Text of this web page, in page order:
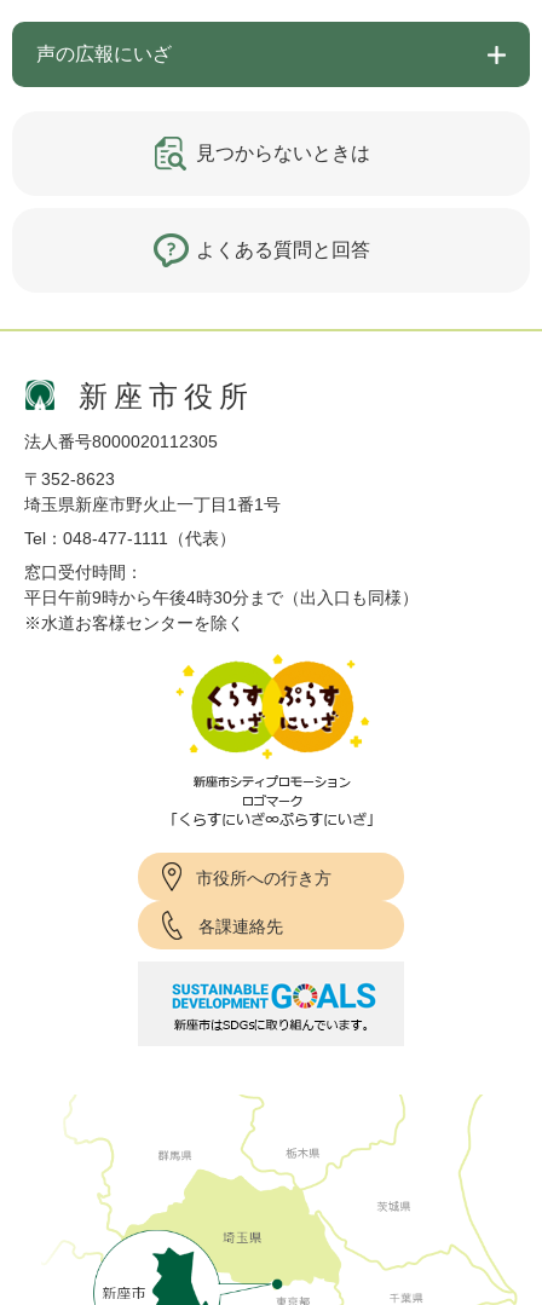
声の広報にいざ
見つからないときは
よくある質問と回答
新座市役所
法人番号8000020112305
〒352-8623
埼玉県新座市野火止一丁目1番1号
Tel：048-477-1111（代表）
窓口受付時間：
平日午前9時から午後4時30分まで（出入口も同様）
※水道お客様センターを除く
市役所への行き方
各課連絡先